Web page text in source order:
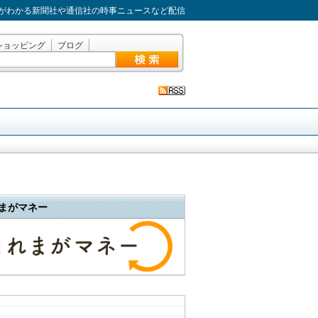
わかる新聞社や通信社の時事ニュースなど配信
ョッピング ブログ
がマネー